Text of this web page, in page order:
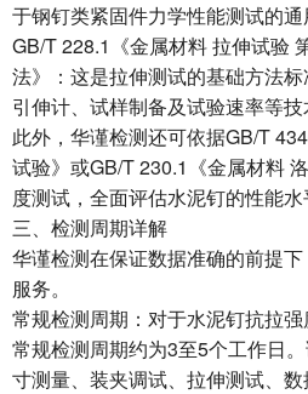
于钢钉类紧固件力学性能测试的通
GB/T 228.1《金属材料 拉伸试验
法》：这是拉伸测试的基础方法标
引伸计、试样制备及试验速率等技
此外，华谨检测还可依据GB/T
试验》或GB/T 230.1《金属材料
度测试，全面评估水泥钉的性能水
三、检测周期详解
华谨检测在保证数据准确的前提
服务。
常规检测周期：对于水泥钉抗拉
常规检测周期约为3至5个工作日
寸测量、装夹调试、拉伸测试、